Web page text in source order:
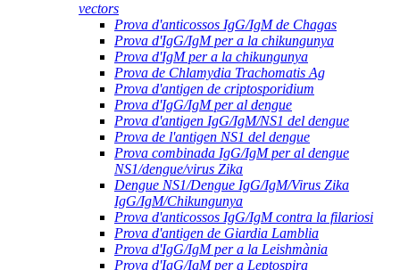
vectors
Prova d'anticossos IgG/IgM de Chagas
Prova d'IgG/IgM per a la chikungunya
Prova d'IgM per a la chikungunya
Prova de Chlamydia Trachomatis Ag
Prova d'antigen de criptosporidium
Prova d'IgG/IgM per al dengue
Prova d'antigen IgG/IgM/NS1 del dengue
Prova de l'antigen NS1 del dengue
Prova combinada IgG/IgM per al dengue
NS1/dengue/virus Zika
Dengue NS1/Dengue IgG/IgM/Virus Zika
IgG/IgM/Chikungunya
Prova d'anticossos IgG/IgM contra la filariosi
Prova d'antigen de Giardia Lamblia
Prova d'IgG/IgM per a la Leishmània
Prova d'IgG/IgM per a Leptospira